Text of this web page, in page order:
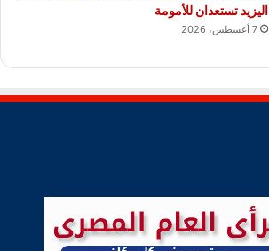
اليزيد تستعدان للأمومة
7 أغسطس، 2026